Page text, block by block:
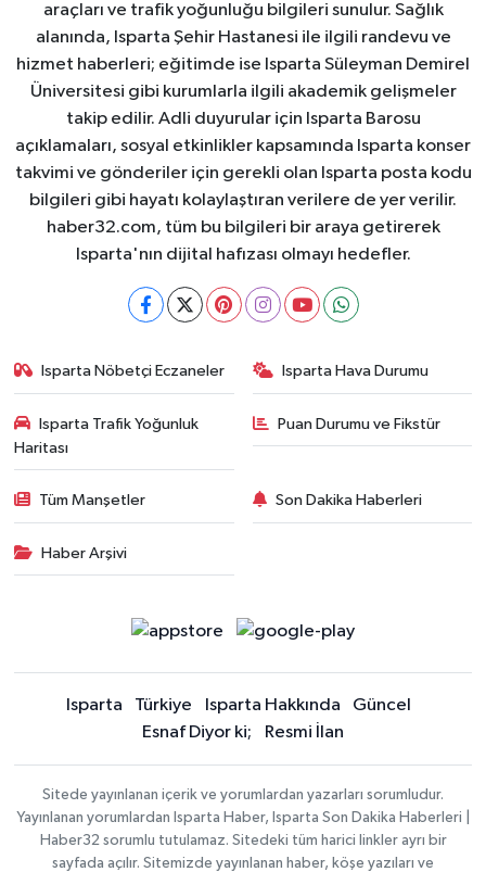
araçları ve trafik yoğunluğu bilgileri sunulur. Sağlık
alanında, Isparta Şehir Hastanesi ile ilgili randevu ve
hizmet haberleri; eğitimde ise Isparta Süleyman Demirel
Üniversitesi gibi kurumlarla ilgili akademik gelişmeler
takip edilir. Adli duyurular için Isparta Barosu
açıklamaları, sosyal etkinlikler kapsamında Isparta konser
takvimi ve gönderiler için gerekli olan Isparta posta kodu
bilgileri gibi hayatı kolaylaştıran verilere de yer verilir.
haber32.com, tüm bu bilgileri bir araya getirerek
Isparta'nın dijital hafızası olmayı hedefler.
Isparta Nöbetçi Eczaneler Isparta Hava Durumu
Isparta Trafik Yoğunluk
Haritası
Puan Durumu ve Fikstür
Tüm Manşetler Son Dakika Haberleri
Haber Arşivi
Isparta Türkiye Isparta Hakkında
Güncel
Esnaf Diyor ki;
Resmi İlan
Sitede yayınlanan içerik ve yorumlardan yazarları sorumludur.
Yayınlanan yorumlardan Isparta Haber, Isparta Son Dakika Haberleri |
Haber32 sorumlu tutulamaz. Sitedeki tüm harici linkler ayrı bir
sayfada açılır. Sitemizde yayınlanan haber, köşe yazıları ve